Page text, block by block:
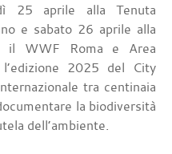
aprile alla Tenuta
e sabato 26 aprile alla
il WWF Roma e Area
2025 del City
tra centinaia
la biodiversità
dell’ambiente.